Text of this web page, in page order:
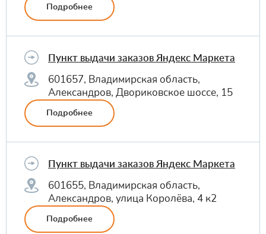
Подробнее
Пункт выдачи заказов Яндекс Маркета
601657, Владимирская область,
Александров, Двориковское шоссе, 15
Подробнее
Пункт выдачи заказов Яндекс Маркета
601655, Владимирская область,
Александров, улица Королёва, 4 к2
Подробнее